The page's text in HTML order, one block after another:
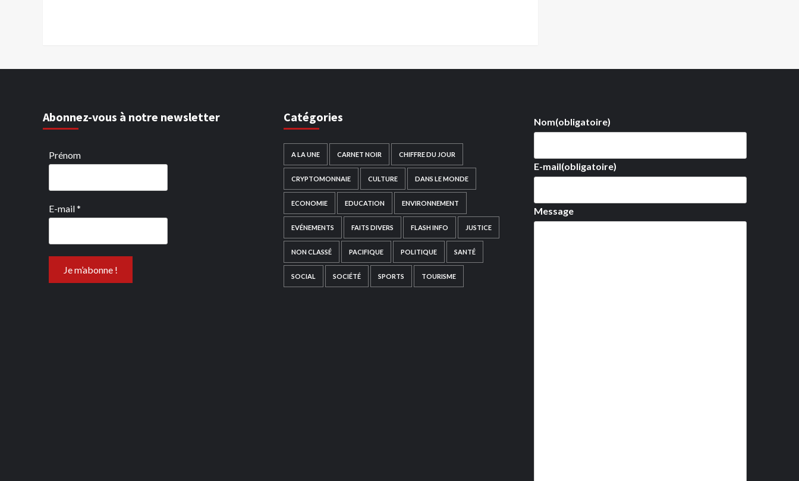
Abonnez-vous à notre newsletter
Prénom
E-mail*
Catégories
A LA UNE CARNET NOIR CHIFFRE DU JOUR
CRYPTOMONNAIE CULTURE DANS LE MONDE
ECONOMIE EDUCATION ENVIRONNEMENT
EVÉNEMENTS FAITS DIVERS FLASH INFO JUSTICE
NON CLASSÉ PACIFIQUE POLITIQUE SANTÉ
SOCIAL SOCIÉTÉ SPORTS TOURISME
Nom(obligatoire)
E-mail(obligatoire)
Message